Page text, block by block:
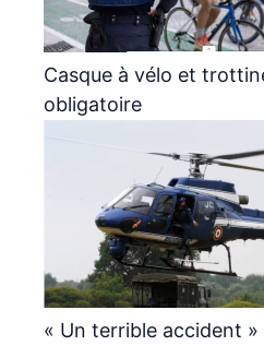
Casque à vélo et
obligatoire
« Un terrible accident